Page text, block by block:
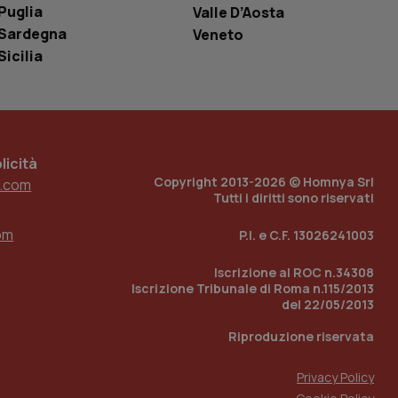
Valle D’Aosta
Veneto
Copyright 2013-2026 © Homnya Srl
Tutti i diritti sono riservati
P.I. e C.F. 13026241003
Iscrizione al ROC n.34308
Iscrizione Tribunale di Roma n.115/2013
del 22/05/2013
Riproduzione riservata
Privacy Policy
di
traccia
incorporati
la gestione
dell’esperienza
per abilitare il
con identity